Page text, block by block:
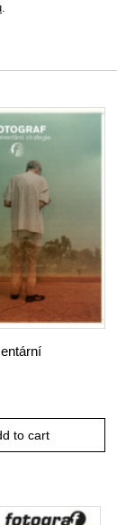
.
to cart